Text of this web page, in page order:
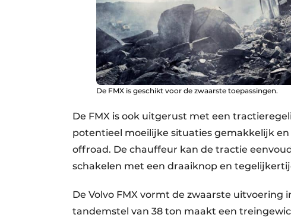
De FMX is geschikt voor de zwaarste toepassingen.
De FMX is ook uitgerust met een
potentieel moeilijke situaties gemakkelijk
offroad. De chauffeur kan de tractie
schakelen met een draaiknop en
De Volvo FMX vormt de zwaarste uitvoering
tandemstel van 38 ton maakt een